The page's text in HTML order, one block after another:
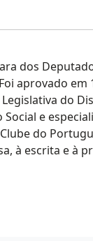
dos
aprovado
do
e
do
à escrita e à